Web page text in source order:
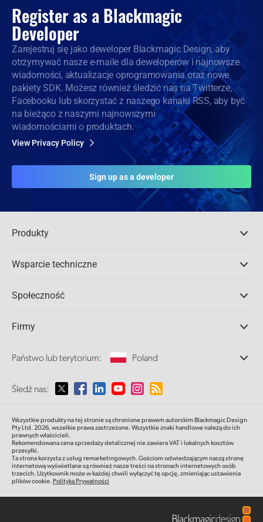
Register as aBlackmagic
Developer
Zarejestruj się jako deweloper Blackmagic Design, aby
otrzymywać nasze e-maile dla deweloperów i najnowsze
wiadomości, aktualizacje oprogramowania oraz nowe
pakiety SDK. Możesz również śledzić nas na Twitterze,
Facebooku lub skorzystać z naszego kanału RSS, aby być
na bieżąco z naszymi najnowszymi
wiadomościami o produktach.
View Privacy Policy
Sign up as a developer
Produkty
DaVinci Resolve i oprogramowanie Fusion
Ultimatte
Przechwytywanie i odtwarzanie
Konwersja standardów
Monitorowanie
MultiView
Routing i dystrybucja
Transmisja i kodowanie
Wsparcie techniczne
Centrum wsparcia technicznego
Społeczność
Firmy
O nas
Multimedia
Państwo lub terytorium: Poland
Proszę wybrać państwo lub terytorium
Australia
Austria
Brazil
Śledź nas:
Wszystkie produkty na tej stronie są chronione prawem autorskim Blackmagic Design
Pty Ltd. 2026,wszelkie prawa zastrzeżone.Wszystkie znaki handlowe należą do ich
prawnych właścicieli.
Rekomendowana cena sprzedaży detalicznej nie zawiera VAT i lokalnych kosztów
przesyłki.
Ta strona korzysta z usług remarketingowych. Gościom odwiedzającym naszą stronę
internetową wyświetlane są również nasze treści na stronach internetowych osób
trzecich. Użytkownik może w każdej chwili wyłączyć tę opcję, zmieniając ustawienia
plików cookie.Polityka Prywatności